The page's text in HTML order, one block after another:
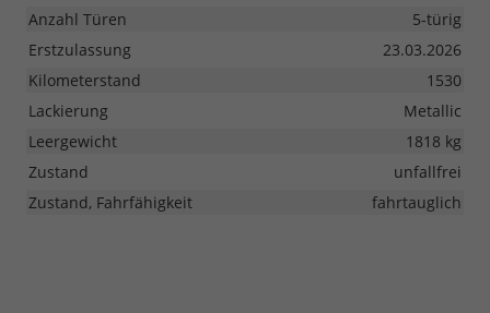
Anzahl Türen
5-türig
Erstzulassung
23.03.2026
Kilometerstand
1530
Lackierung
Metallic
Leergewicht
1818 kg
Zustand
unfallfrei
Zustand, Fahrfähigkeit
fahrtauglich